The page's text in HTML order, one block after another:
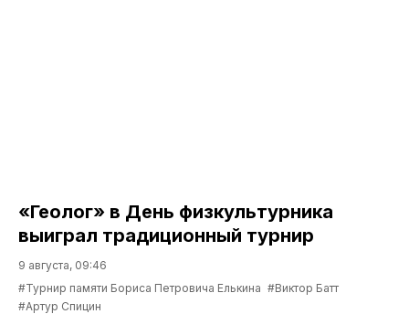
«Геолог» в День физкультурника
выиграл традиционный турнир
9 августа, 09:46
#Турнир памяти Бориса Петровича Елькина #Виктор Батт
#Артур Спицин